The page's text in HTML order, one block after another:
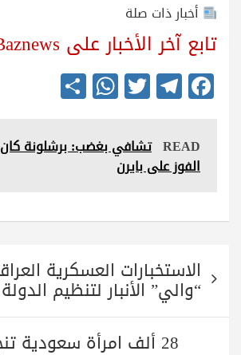
أخبار ذات صلة
تابع آخر الأخبار على Baznews
Fa
ce
bo
ok
Te
le
gr
a
m
T
wi
tte
r
W
ha
ts
A
re READ تشافي بغضب: برشلونة
الفوز على بايرن
تصفّح
المقالات
الاستخبارات العسكرية
“والي” الأنبار لتنظيم
28 ألف امرأة سعودية